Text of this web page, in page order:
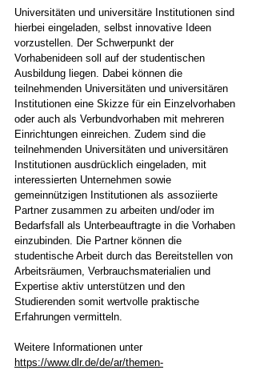
Universitäten und universitäre Institutionen sind
hierbei eingeladen, selbst innovative Ideen
vorzustellen. Der Schwerpunkt der
Vorhabenideen soll auf der studentischen
Ausbildung liegen. Dabei können die
teilnehmenden Universitäten und universitären
Institutionen eine Skizze für ein Einzelvorhaben
oder auch als Verbundvorhaben mit mehreren
Einrichtungen einreichen. Zudem sind die
teilnehmenden Universitäten und universitären
Institutionen ausdrücklich eingeladen, mit
interessierten Unternehmen sowie
gemeinnützigen Institutionen als assoziierte
Partner zusammen zu arbeiten und/oder im
Bedarfsfall als Unterbeauftragte in die Vorhaben
einzubinden. Die Partner können die
studentische Arbeit durch das Bereitstellen von
Arbeitsräumen, Verbrauchsmaterialien und
Expertise aktiv unterstützen und den
Studierenden somit wertvolle praktische
Erfahrungen vermitteln.
Weitere Informationen unter
https://www.dlr.de/de/ar/themen-